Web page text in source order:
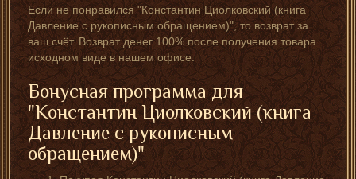
Если не понравился "Константин Циолковский (книга
Давление с рукописным обращением)", то возврат за
ваш счёт. Возврат денег 100% после получения товара
исходном виде в нашем офисе.
Бонусная программа для
"Константин Циолковский (книга
Давление с рукописным
обращением)"